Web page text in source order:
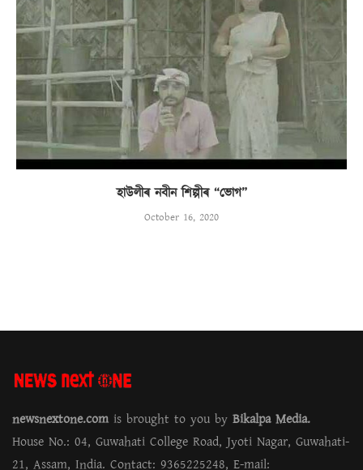
হাউলীৰ নবীন শিল্পীৰ “ভোগ”
October 16, 2020
newsnextone.com is brought to you by Bikalpa Media.
House No.: 04, Guwahati College Road, Jyoti Nagar, Guwahati-
21, Assam, India. Contact: 9365225248, E-mail: